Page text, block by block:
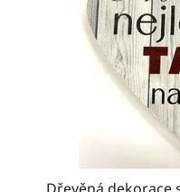
Dřevěná dekorace